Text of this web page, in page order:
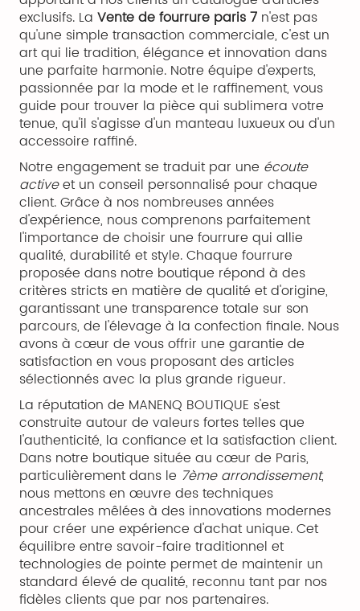
exclusifs. La Vente de fourrure paris 7n'est pas
qu'une simple transaction commerciale, c'est un
art qui lie tradition, élégance et innovation dans
une parfaite harmonie. Notre équipe d'experts,
passionnée par la mode et le raffinement, vous
guide pour trouver la pièce qui sublimera votre
tenue, qu'il s'agisse d'un manteau luxueux ou d'un
accessoire raffiné.
Notre engagement se traduit par une écoute
activeet un conseil personnalisé pour chaque
client. Grâce à nos nombreuses années
d'expérience, nous comprenons parfaitement
l'importance de choisir une fourrure qui allie
qualité, durabilité et style. Chaque fourrure
proposée dans notre boutique répond à des
critères stricts en matière de qualité et d'origine,
garantissant une transparence totale sur son
parcours, de l'élevage à la confection finale. Nous
avons à cœur de vous offrir une garantie de
satisfaction en vous proposant des articles
sélectionnés avec la plus grande rigueur.
La réputation de MANENQ BOUTIQUE s'est
construite autour de valeurs fortes telles que
l'authenticité, la confiance et la satisfaction client.
Dans notre boutique située au cœur de Paris,
particulièrement dans le 7ème arrondissement,
nous mettons en œuvre des techniques
ancestrales mêlées à des innovations modernes
pour créer une expérience d'achat unique. Cet
équilibre entre savoir-faire traditionnel et
technologies de pointe permet de maintenir un
standard élevé de qualité, reconnu tant par nos
fidèles clients que par nos partenaires.